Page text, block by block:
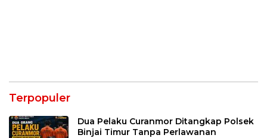
Terpopuler
Dua Pelaku Curanmor Ditangkap Polsek
Binjai Timur Tanpa Perlawanan